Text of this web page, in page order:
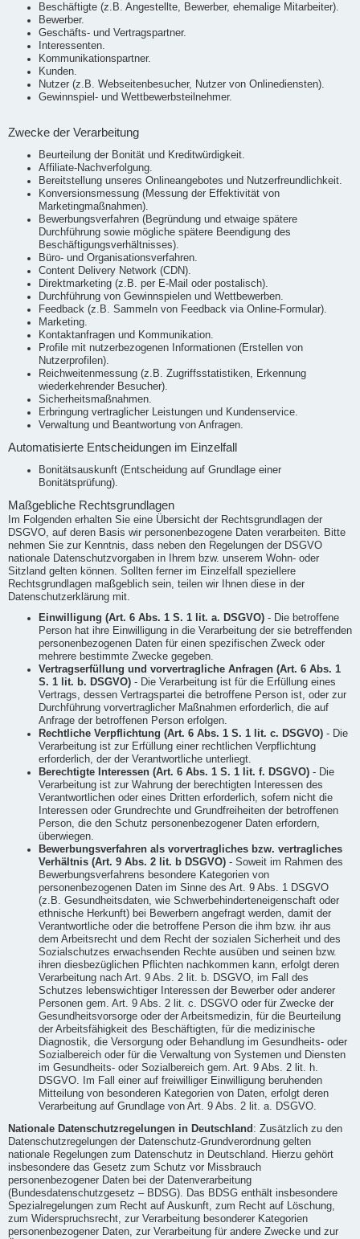
Beschäftigte (z.B. Angestellte, Bewerber, ehemalige Mitarbeiter).
Bewerber.
Geschäfts- und Vertragspartner.
Interessenten.
Kommunikationspartner.
Kunden.
Nutzer (z.B. Webseitenbesucher, Nutzer von Onlinediensten).
Gewinnspiel- und Wettbewerbsteilnehmer.
Zwecke der Verarbeitung
Beurteilung der Bonität und Kreditwürdigkeit.
Affiliate-Nachverfolgung.
Bereitstellung unseres Onlineangebotes und Nutzerfreundlichkeit.
Konversionsmessung (Messung der Effektivität von
Marketingmaßnahmen).
Bewerbungsverfahren (Begründung und etwaige spätere
Durchführung sowie mögliche spätere Beendigung des
Beschäftigungsverhältnisses).
Büro- und Organisationsverfahren.
Content Delivery Network (CDN).
Direktmarketing (z.B. per E-Mail oder postalisch).
Durchführung von Gewinnspielen und Wettbewerben.
Feedback (z.B. Sammeln von Feedback via Online-Formular).
Marketing.
Kontaktanfragen und Kommunikation.
Profile mit nutzerbezogenen Informationen (Erstellen von
Nutzerprofilen).
Reichweitenmessung (z.B. Zugriffsstatistiken, Erkennung
wiederkehrender Besucher).
Sicherheitsmaßnahmen.
Erbringung vertraglicher Leistungen und Kundenservice.
Verwaltung und Beantwortung von Anfragen.
Automatisierte Entscheidungen im Einzelfall
Bonitätsauskunft (Entscheidung auf Grundlage einer
Bonitätsprüfung).
Maßgebliche Rechtsgrundlagen
Im Folgenden erhalten Sie eine Übersicht der Rechtsgrundlagen der
DSGVO, auf deren Basis wir personenbezogene Daten verarbeiten. Bitte
nehmen Sie zur Kenntnis, dass neben den Regelungen der DSGVO
nationale Datenschutzvorgaben in Ihrem bzw. unserem Wohn- oder
Sitzland gelten können. Sollten ferner im Einzelfall speziellere
Rechtsgrundlagen maßgeblich sein, teilen wir Ihnen diese in der
Datenschutzerklärung mit.
Einwilligung (Art. 6 Abs. 1 S. 1 lit. a. DSGVO)- Die betroffene
Person hat ihre Einwilligung in die Verarbeitung der sie betreffenden
personenbezogenen Daten für einen spezifischen Zweck oder
mehrere bestimmte Zwecke gegeben.
Vertragserfüllung und vorvertragliche Anfragen (Art. 6 Abs. 1
S. 1 lit. b. DSGVO)- Die Verarbeitung ist für die Erfüllung eines
Vertrags, dessen Vertragspartei die betroffene Person ist, oder zur
Durchführung vorvertraglicher Maßnahmen erforderlich, die auf
Anfrage der betroffenen Person erfolgen.
Rechtliche Verpflichtung (Art. 6 Abs. 1 S. 1 lit. c. DSGVO)- Die
Verarbeitung ist zur Erfüllung einer rechtlichen Verpflichtung
erforderlich, der der Verantwortliche unterliegt.
Berechtigte Interessen (Art. 6 Abs. 1 S. 1 lit. f. DSGVO)- Die
Verarbeitung ist zur Wahrung der berechtigten Interessen des
Verantwortlichen oder eines Dritten erforderlich, sofern nicht die
Interessen oder Grundrechte und Grundfreiheiten der betroffenen
Person, die den Schutz personenbezogener Daten erfordern,
überwiegen.
Bewerbungsverfahren als vorvertragliches bzw. vertragliches
Verhältnis (Art. 9 Abs. 2 lit. b DSGVO)- Soweit im Rahmen des
Bewerbungsverfahrens besondere Kategorien von
personenbezogenen Daten im Sinne des Art. 9 Abs. 1 DSGVO
(z.B. Gesundheitsdaten, wie Schwerbehinderteneigenschaft oder
ethnische Herkunft) bei Bewerbern angefragt werden, damit der
Verantwortliche oder die betroffene Person die ihm bzw. ihr aus
dem Arbeitsrecht und dem Recht der sozialen Sicherheit und des
Sozialschutzes erwachsenden Rechte ausüben und seinen bzw.
ihren diesbezüglichen Pflichten nachkommen kann, erfolgt deren
Verarbeitung nach Art. 9 Abs. 2 lit. b. DSGVO, im Fall des
Schutzes lebenswichtiger Interessen der Bewerber oder anderer
Personen gem. Art. 9 Abs. 2 lit. c. DSGVO oder für Zwecke der
Gesundheitsvorsorge oder der Arbeitsmedizin, für die Beurteilung
der Arbeitsfähigkeit des Beschäftigten, für die medizinische
Diagnostik, die Versorgung oder Behandlung im Gesundheits- oder
Sozialbereich oder für die Verwaltung von Systemen und Diensten
im Gesundheits- oder Sozialbereich gem. Art. 9 Abs. 2 lit. h.
DSGVO. Im Fall einer auf freiwilliger Einwilligung beruhenden
Mitteilung von besonderen Kategorien von Daten, erfolgt deren
Verarbeitung auf Grundlage von Art. 9 Abs. 2 lit. a. DSGVO.
Nationale Datenschutzregelungen in Deutschland : Zusätzlich zu den
Datenschutzregelungen der Datenschutz-Grundverordnung gelten
nationale Regelungen zum Datenschutz in Deutschland. Hierzu gehört
insbesondere das Gesetz zum Schutz vor Missbrauch
personenbezogener Daten bei der Datenverarbeitung
(Bundesdatenschutzgesetz – BDSG). Das BDSG enthält insbesondere
Spezialregelungen zum Recht auf Auskunft, zum Recht auf Löschung,
zum Widerspruchsrecht, zur Verarbeitung besonderer Kategorien
personenbezogener Daten, zur Verarbeitung für andere Zwecke und zur